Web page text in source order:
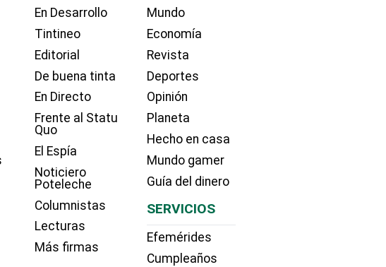
En Desarrollo
Tintineo
Editorial
De buena tinta
En Directo
Frente al Statu
Quo
El Espía
Noticiero
Poteleche
Columnistas
Lecturas
Más firmas
Mundo
Economía
Revista
Deportes
Opinión
Planeta
Hecho en casa
Mundo gamer
Guía del dinero
SERVICIOS
Efemérides
Cumpleaños